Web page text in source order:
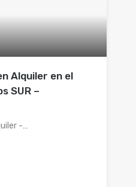
Alquiler en el
SUR –
-…